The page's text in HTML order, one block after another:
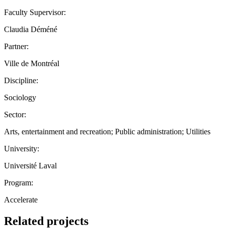
Faculty Supervisor:
Claudia Déméné
Partner:
Ville de Montréal
Discipline:
Sociology
Sector:
Arts, entertainment and recreation; Public administration; Utilities
University:
Université Laval
Program:
Accelerate
Related projects